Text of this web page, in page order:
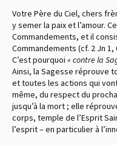
Votre Père du Ciel, chers
y semer la paix et l’amour.
Commandements, et il
Commandements (cf. 2 Jn 1,
C’est pourquoi « contre la
Ainsi, la Sagesse réprouve
et toutes les actions qui
même, du respect du
jusqu’à la mort ; elle
corps, temple de l’Esprit
l’esprit – en particulier à